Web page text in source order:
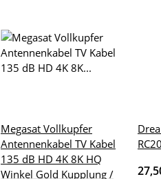
Megasat Vollkupfer
Antennenkabel TV Kabel
135 dB HD 4K 8K HQ
Winkel Gold Kupplung /